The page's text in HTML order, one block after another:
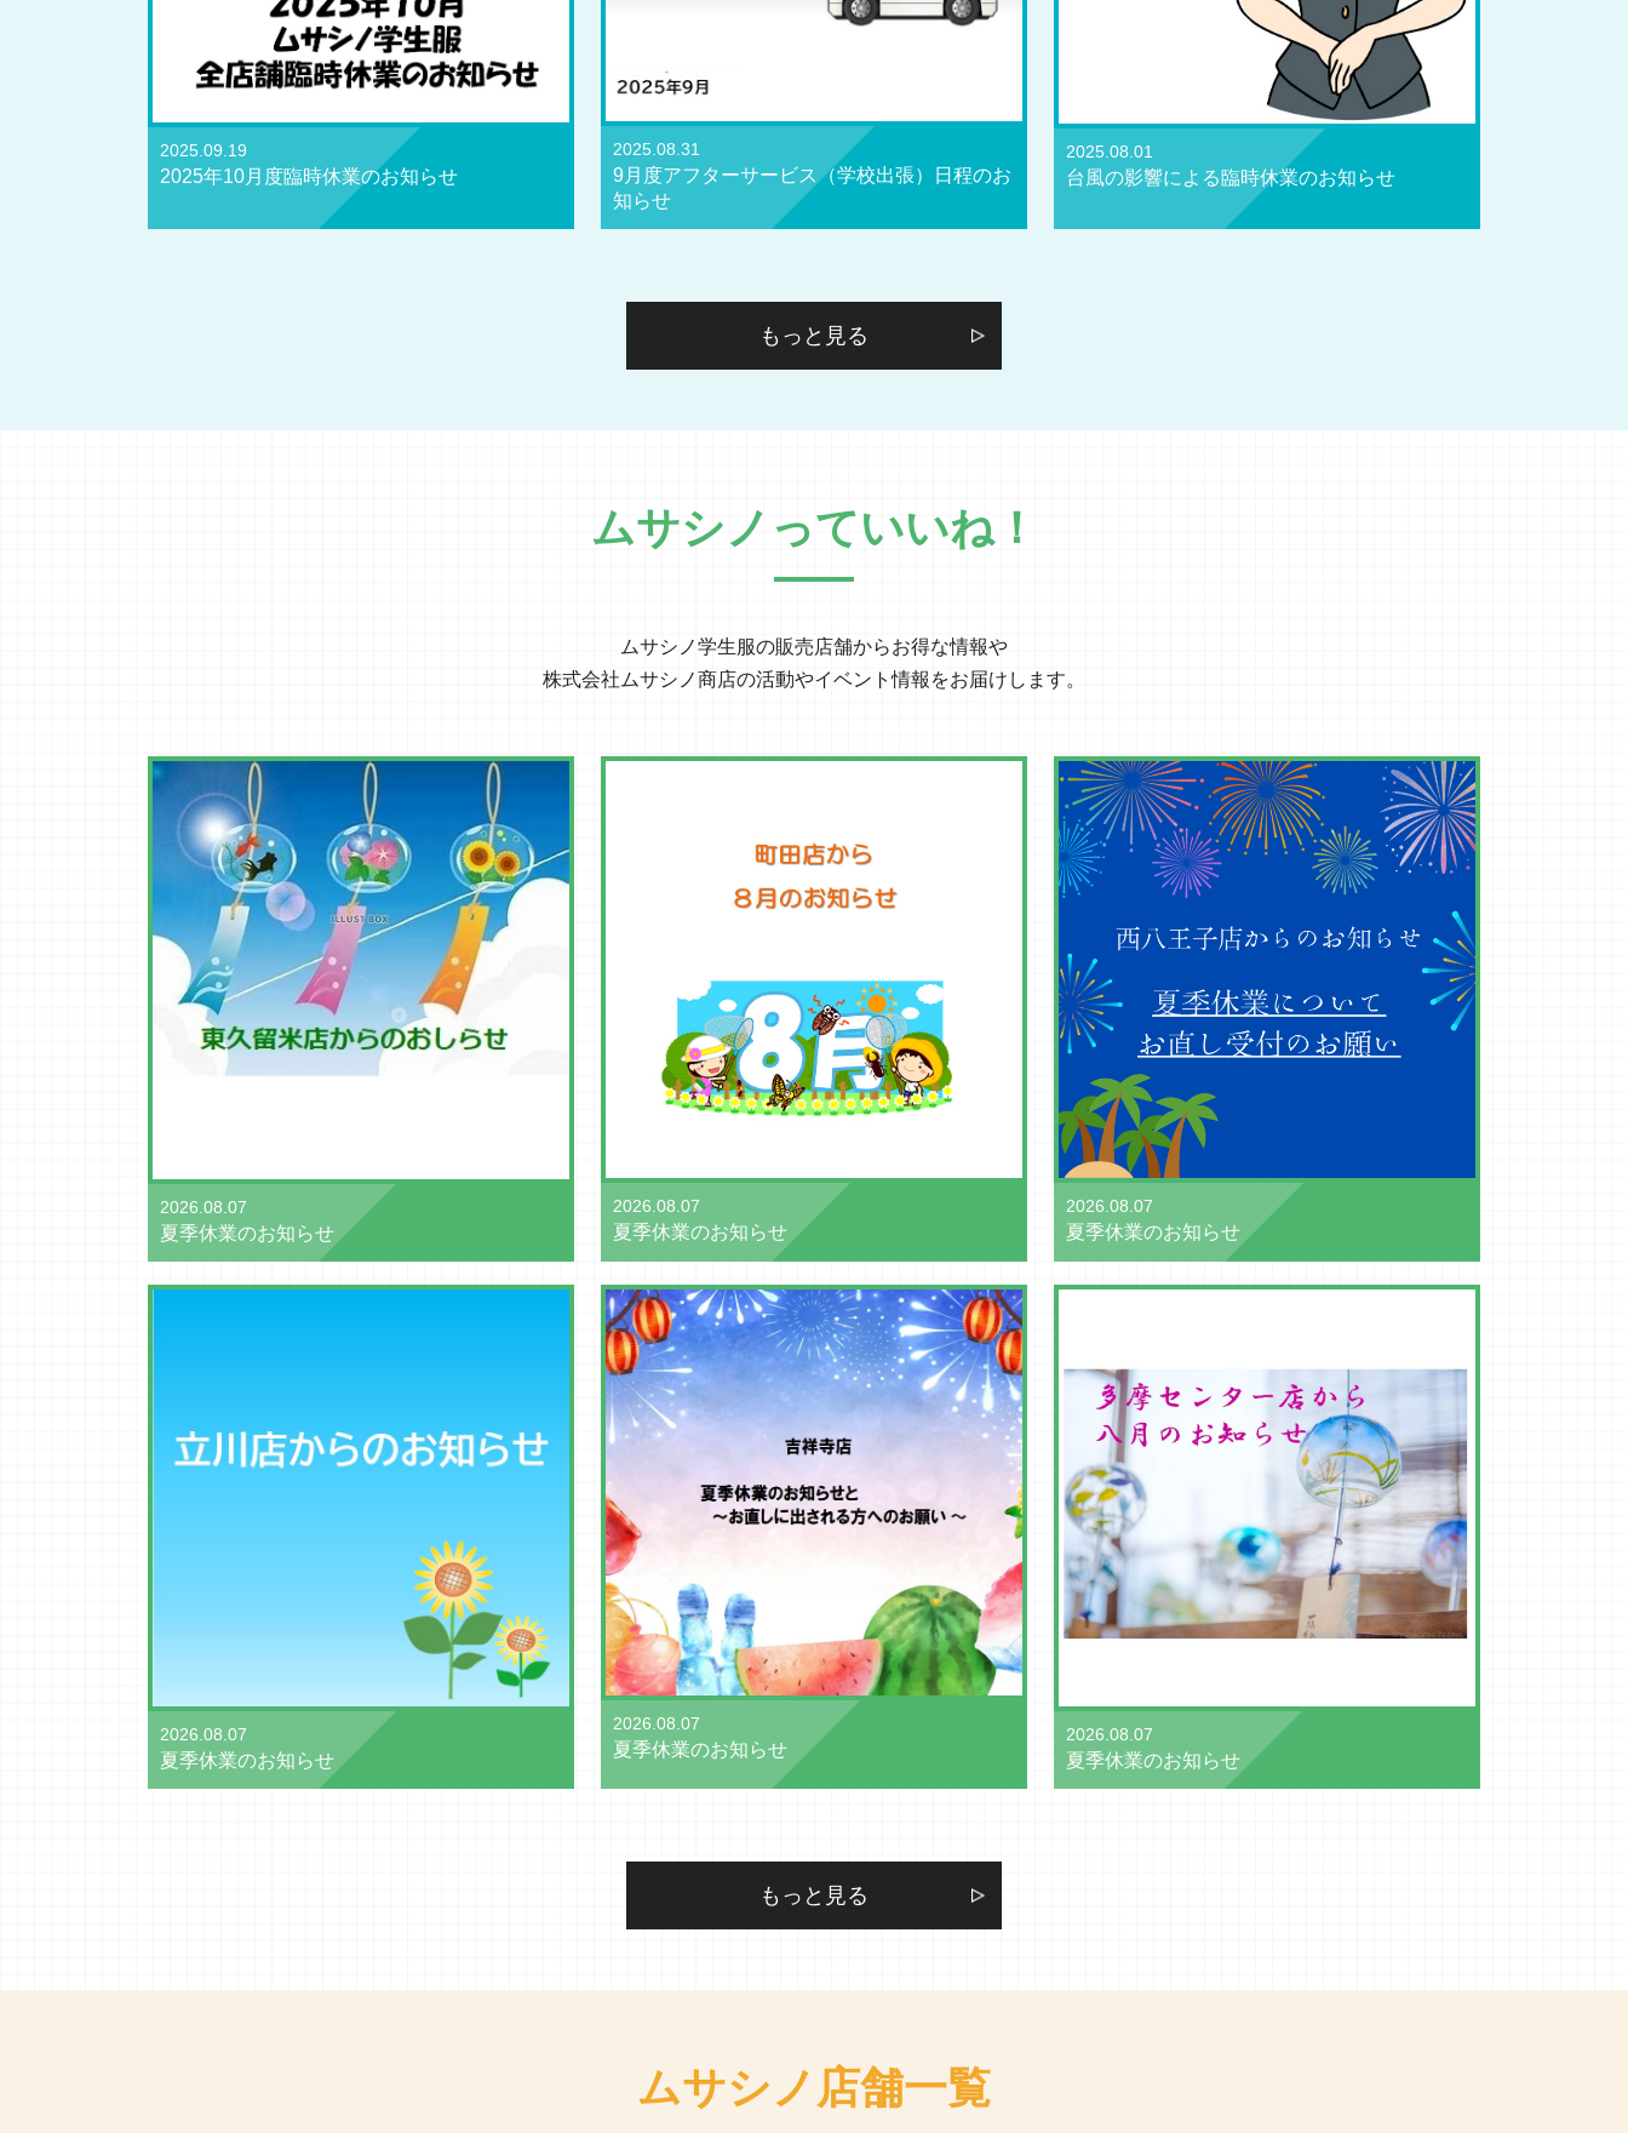
2025.09.19
2025年10月度臨時休業のお知らせ
2025.08.31
9月度アフターサービス（学校出張）日程のお
知らせ
2025.08.01
台風の影響による臨時休業のお知らせ
もっと見る
ムサシノっていいね！
ムサシノ学生服の販売店舗からお得な情報や
株式会社ムサシノ商店の活動やイベント情報をお届けします。
2026.08.07
夏季休業のお知らせ
2026.08.07
夏季休業のお知らせ
2026.08.07
夏季休業のお知らせ
2026.08.07
夏季休業のお知らせ
2026.08.07
夏季休業のお知らせ
2026.08.07
夏季休業のお知らせ
もっと見る
ムサシノ店舗一覧